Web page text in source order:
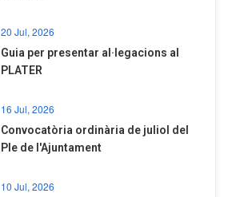
20 Jul, 2026
​Guia per presentar al·legacions al
PLATER
16 Jul, 2026
Convocatòria ordinària de juliol del
Ple de l'Ajuntament
10 Jul, 2026